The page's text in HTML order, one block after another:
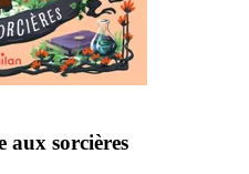
aux sorcières